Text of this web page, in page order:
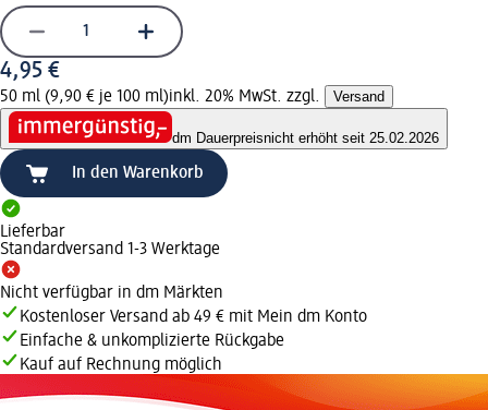
4,95 €
50 ml (9,90 € je 100 ml)inkl. 20% MwSt. zzgl. Versand
dm Dauerpreisnicht erhöht seit 25.02.2026
In den Warenkorb
Lieferbar
Standardversand 1-3 Werktage
Nicht verfügbar in dm Märkten
Kostenloser Versand ab 49 € mit Mein dm Konto
Einfache & unkomplizierte Rückgabe
Kauf auf Rechnung möglich